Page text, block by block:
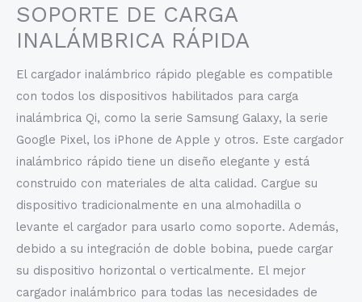
SOPORTE DE CARGA
INALÁMBRICA RÁPIDA
El cargador inalámbrico rápido plegable es compatible
con todos los dispositivos habilitados para carga
inalámbrica Qi, como la serie Samsung Galaxy, la serie
Google Pixel, los iPhone de Apple y otros. Este cargador
inalámbrico rápido tiene un diseño elegante y está
construido con materiales de alta calidad. Cargue su
dispositivo tradicionalmente en una almohadilla o
levante el cargador para usarlo como soporte. Además,
debido a su integración de doble bobina, puede cargar
su dispositivo horizontal o verticalmente. El mejor
cargador inalámbrico para todas las necesidades de